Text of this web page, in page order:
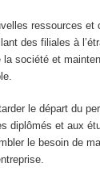
ressources et
des filiales à
la société et
le départ du
diplômés et aux
le besoin de